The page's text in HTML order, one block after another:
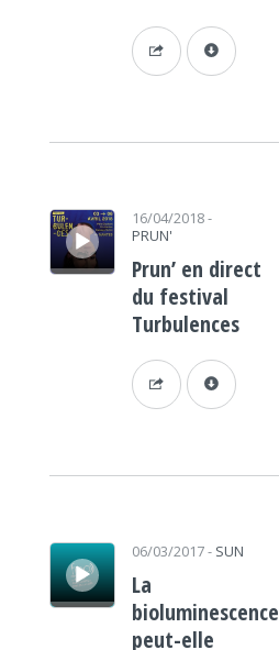
Lecteur audio 16/04/2018-
PRUN'
Prun’ en direct
du festival
Turbulences
Lecteur audio 06/03/2017- SUN
La
bioluminescence
peut-elle